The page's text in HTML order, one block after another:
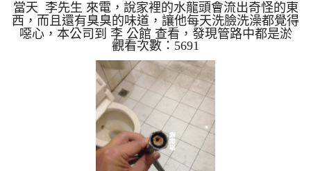
當天 李先生 來電，說家裡的水龍頭會流出奇怪的東
西，而且還有臭臭的味道，讓他每天洗臉洗澡都覺得
噁心，本公司到 李 公館 查看，發現管路中都是淤
泥，管路累積太多異物後，便從水龍頭流出了，本公
司架起 水管清洗機 ，開始 清洗水管 ，髒水狂噴，如
下圖及影片，李先生 嚇到叫了一聲， 水管清洗 約兩
小時後，不在有髒水， 李先生總算能正常用水了。
清洗水管, 水管清洗, 洗水管, 熱水管堵塞, 熱水忽冷忽
熱, 洗管路, 清管路 ...
觀看次數：5691